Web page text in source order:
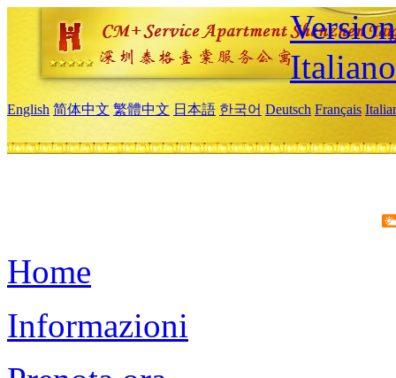
Italiano
English 简体中文 繁體中文 日本語 한국어 Deutsch Français
Home
Informazioni